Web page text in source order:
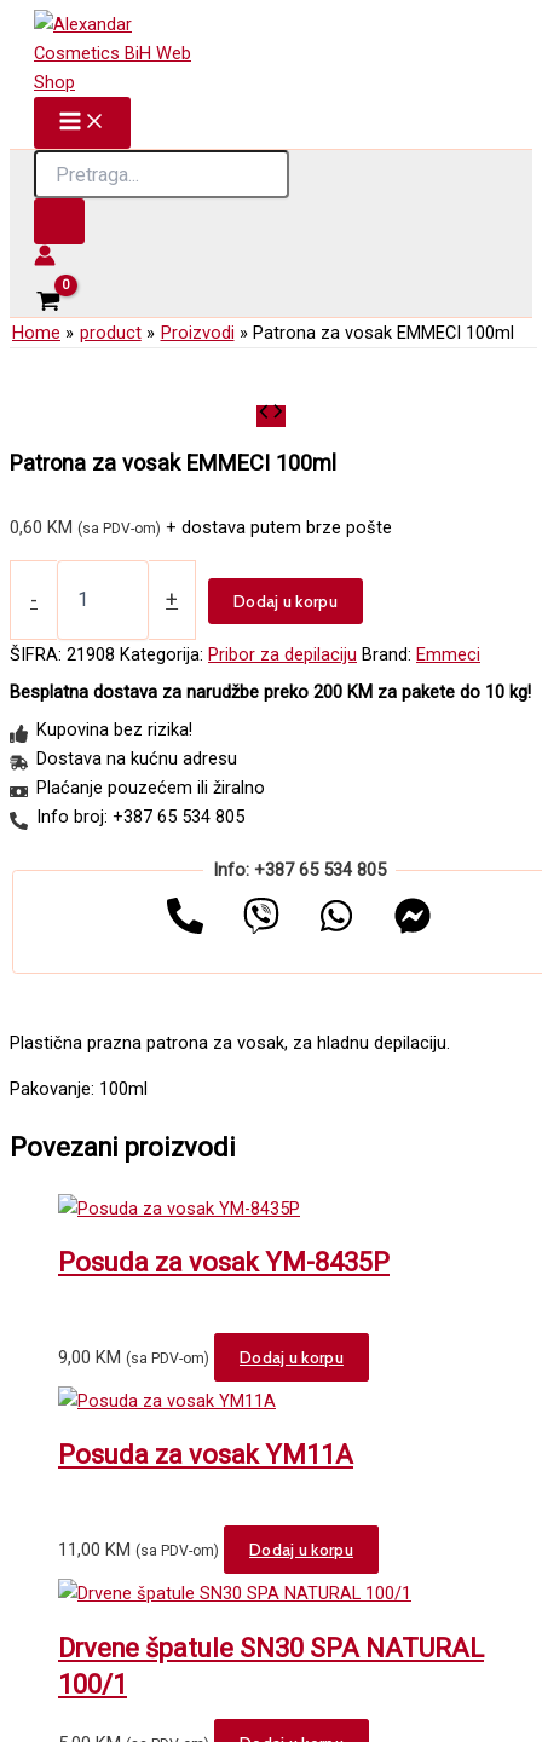
Skip
content
Products
search
Home product Proizvodi Patrona za vosak EMMECI 100ml
Patrona za vosak EMMECI 100ml
0,60 KM (sa PDV-om) + dostava putem brze pošte
-
Patrona
EMMECI
100ml
količina
+ Dodaj u korpu
ŠIFRA: 21908 Kategorija: Pribor za depilaciju Brand: Emmeci
Besplatna dostava za narudžbe preko 200 KM za pakete do 10 kg!
Kupovina bez rizika!
Dostava na kućnu adresu
Plaćanje pouzećem ili žiralno
Info broj: +387 65 534 805
Info: +387 65 534 805
Plastična prazna patrona za vosak, za hladnu depilaciju.
Pakovanje: 100ml
Povezani proizvodi
Posuda za vosak YM-8435P
9,00 KM (sa PDV-om) Dodaj u korpu
Posuda za vosak YM11A
11,00 KM (sa PDV-om) Dodaj u korpu
Drvene špatule SN30 SPA NATURAL
100/1